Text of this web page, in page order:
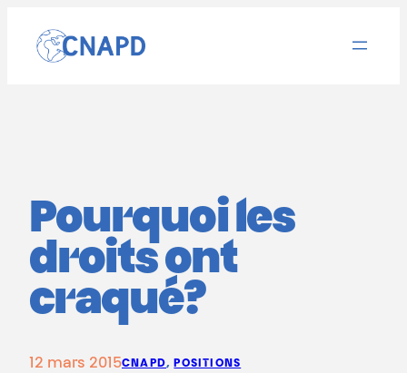
contenu
Pourquoi les
droits ont
craqué?
12 mars 2015CNAPD, POSITIONS